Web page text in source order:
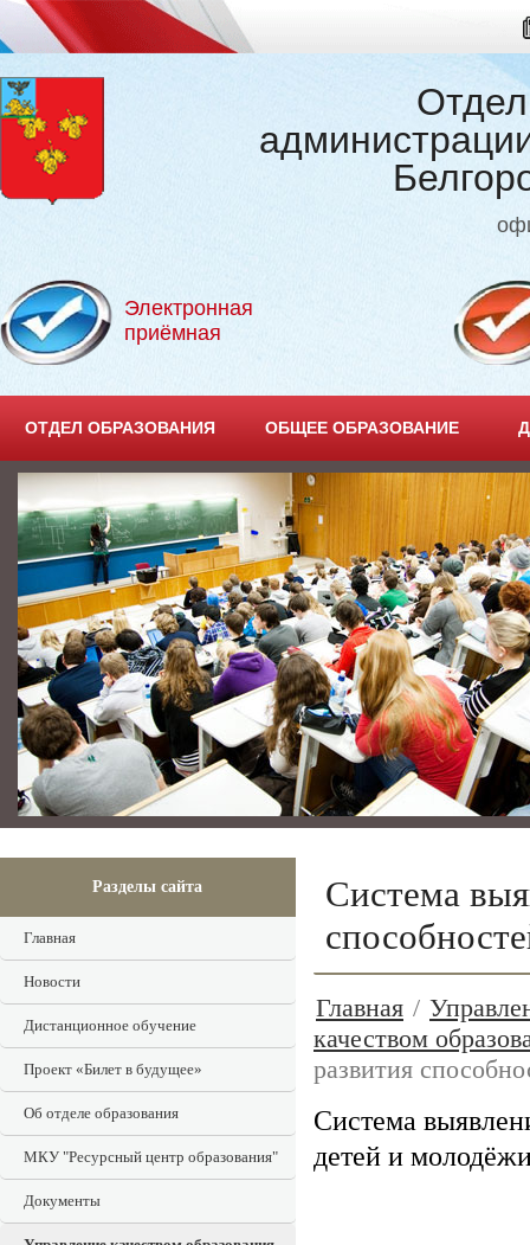
Электронная
приёмная
ОТДЕЛ ОБРАЗОВАНИЯ ОБЩЕЕ ОБРАЗОВАНИЕ
Разделы сайта
Главная
Новости
Дистанционное обучение
Проект «Билет в будущее»
Об отделе образования
МКУ "Ресурсный центр образования"
Документы
Система
Главная /
качеством
развития
Система
детей и